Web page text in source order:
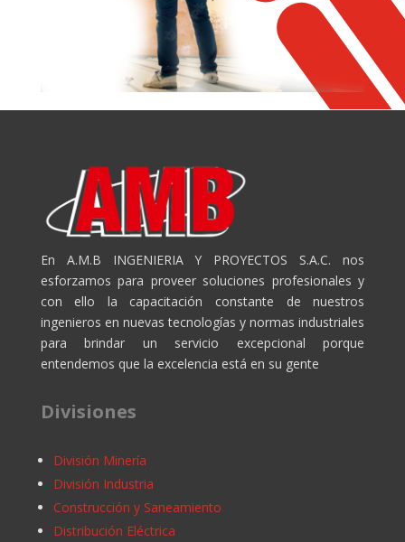
En A.M.B INGENIERIA Y PROYECTOS S.A.C. nos
esforzamos para proveer soluciones profesionales y
con ello la capacitación constante de nuestros
ingenieros en nuevas tecnologías y normas industriales
para brindar un servicio excepcional porque
entendemos que la excelencia está en su gente
Divisiones
División Minería
División Industria
Construcción y Saneamiento
Distribución Eléctrica